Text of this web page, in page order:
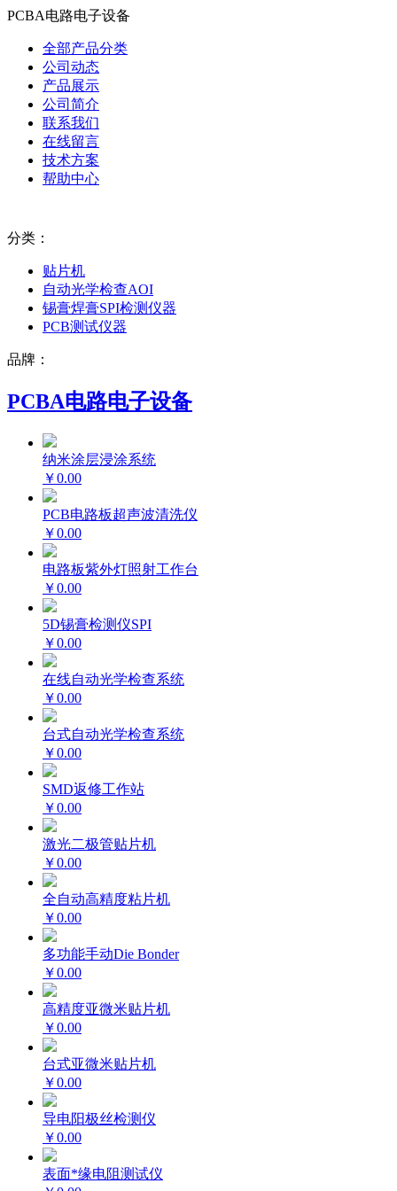
PCBA电路电子设备
全部产品分类
公司动态
产品展示
公司简介
联系我们
在线留言
技术方案
帮助中心
分类：
贴片机
自动光学检查AOI
锡膏焊膏SPI检测仪器
PCB测试仪器
品牌：
PCBA电路电子设备
纳米涂层浸涂系统
￥0.00
PCB电路板超声波清洗仪
￥0.00
电路板紫外灯照射工作台
￥0.00
5D锡膏检测仪SPI
￥0.00
在线自动光学检查系统
￥0.00
台式自动光学检查系统
￥0.00
SMD返修工作站
￥0.00
激光二极管贴片机
￥0.00
全自动高精度粘片机
￥0.00
多功能手动Die Bonder
￥0.00
高精度亚微米贴片机
￥0.00
台式亚微米贴片机
￥0.00
导电阳极丝检测仪
￥0.00
表面*缘电阻测试仪